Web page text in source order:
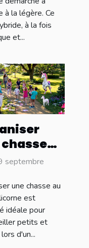
à la légère. Ce
à la fois
et...
pour
septembre
une chasse au
est
idéale pour
petits et
d'un...